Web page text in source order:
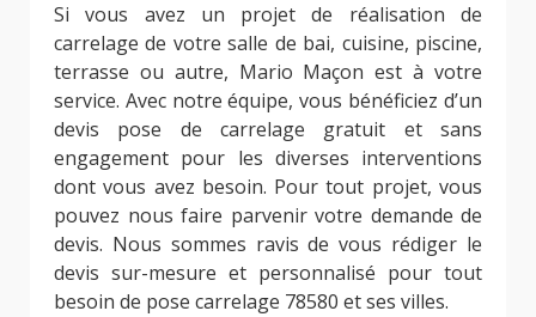
Si vous avez un projet de réalisation de
carrelage de votre salle de bai, cuisine, piscine,
terrasse ou autre, Mario Maçon est à votre
service. Avec notre équipe, vous bénéficiez d’un
devis pose de carrelage gratuit et sans
engagement pour les diverses interventions
dont vous avez besoin. Pour tout projet, vous
pouvez nous faire parvenir votre demande de
devis. Nous sommes ravis de vous rédiger le
devis sur-mesure et personnalisé pour tout
besoin de pose carrelage 78580 et ses villes.